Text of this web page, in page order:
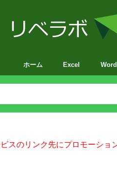
ホーム Excel
VBA
Word
スのリンク先にプロモーショ